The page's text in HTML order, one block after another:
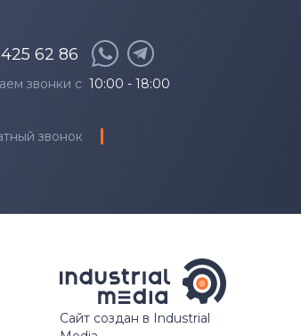
62 86
звонки с 10:00 - 18:00
звонок
Сайт создан в Industrial